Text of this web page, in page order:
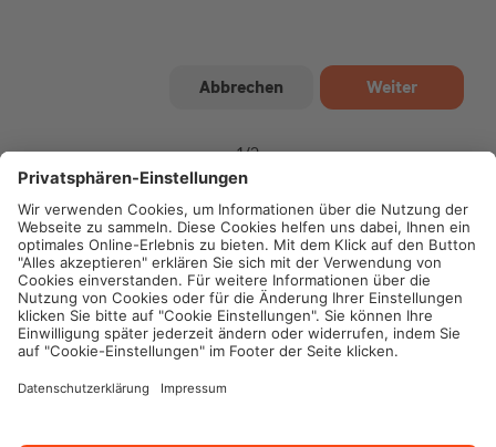
1/2
Impressum
Datenschutz
Cookie-Einstellungen